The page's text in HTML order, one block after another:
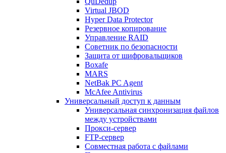
Virtual JBOD
Hyper Data Protector
Резервное копирование
Управление RAID
Советник по безопасности
Защита от шифровальщиков
Boxafe
MARS
NetBak PC Agent
McAfee Antivirus
Универсальный доступ к данным
Универсальная синхронизация файлов
между устройствами
Прокси-сервер
FTP-сервер
Совместная работа с файлами